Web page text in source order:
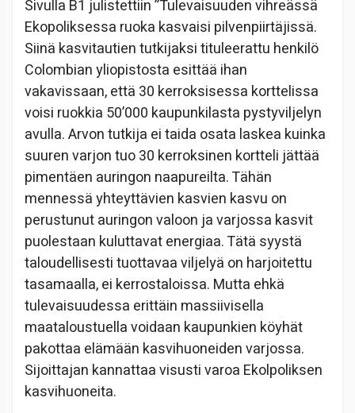
Sivulla B1 julistettiin ”Tulevaisuuden vihreässä
Ekopoliksessa ruoka kasvaisi pilvenpiirtäjissä.
Siinä kasvitautien tutkijaksi tituleerattu henkilö
Colombian yliopistosta esittää ihan
vakavissaan, että 30 kerroksisessa korttelissa
voisi ruokkia 50’000 kaupunkilasta pystyviljelyn
avulla. Arvon tutkija ei taida osata laskea kuinka
suuren varjon tuo 30 kerroksinen kortteli jättää
pimentäen auringon naapureilta. Tähän
mennessä yhteyttävien kasvien kasvu on
perustunut auringon valoon ja varjossa kasvit
puolestaan kuluttavat energiaa. Tätä syystä
taloudellisesti tuottavaa viljelyä on harjoitettu
tasamaalla, ei kerrostaloissa. Mutta ehkä
tulevaisuudessa erittäin massiivisella
maataloustuella voidaan kaupunkien köyhät
pakottaa elämään kasvihuoneiden varjossa.
Sijoittajan kannattaa visusti varoa Ekolpoliksen
kasvihuoneita.